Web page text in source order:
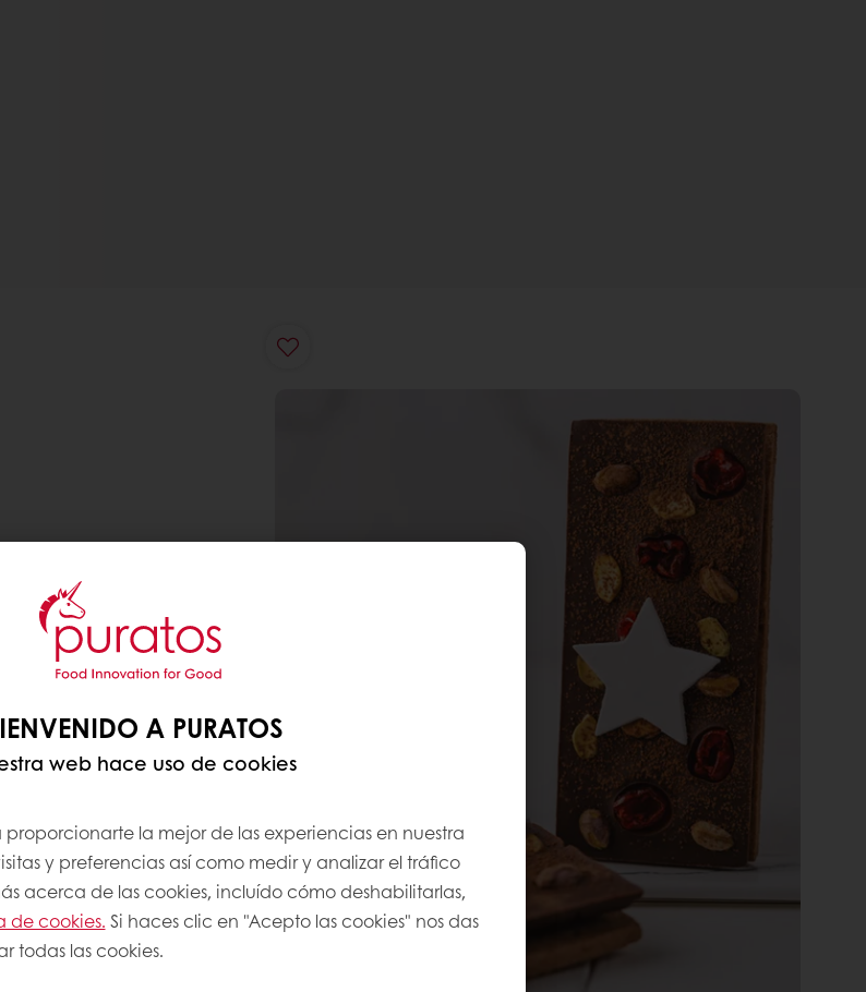
A PURATOS
web hace uso de cookies
proporcionarte la mejor de las experiencias en nuestra
y preferencias así como medir y analizar el tráfico
acerca de las cookies, incluído cómo deshabilitarlas,
de cookies. Si haces clic en "Acepto las cookies" nos das
todas las cookies.